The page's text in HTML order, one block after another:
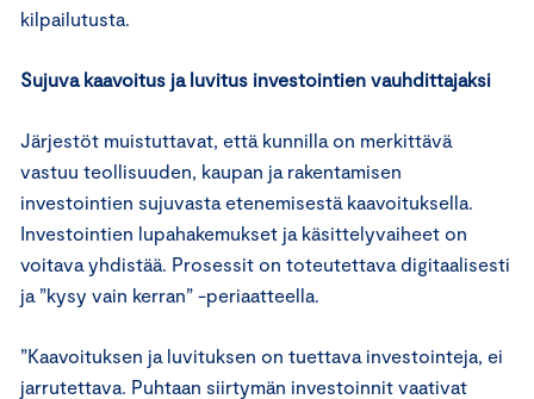
kilpailutusta.
Sujuva kaavoitus ja luvitus investointien vauhdittajaksi
Järjestöt muistuttavat, että kunnilla on merkittävä
vastuu teollisuuden, kaupan ja rakentamisen
investointien sujuvasta etenemisestä kaavoituksella.
Investointien lupahakemukset ja käsittelyvaiheet on
voitava yhdistää. Prosessit on toteutettava digitaalisesti
ja ”kysy vain kerran” -periaatteella.
”Kaavoituksen ja luvituksen on tuettava investointeja, ei
jarrutettava. Puhtaan siirtymän investoinnit vaativat